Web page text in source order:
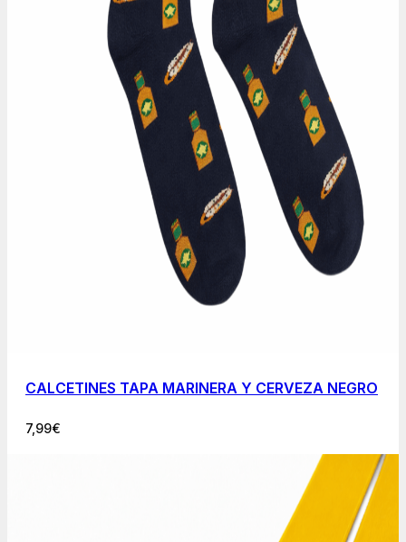
CALCETINES TAPA MARINERA Y CERVEZA NEGRO
7,99€